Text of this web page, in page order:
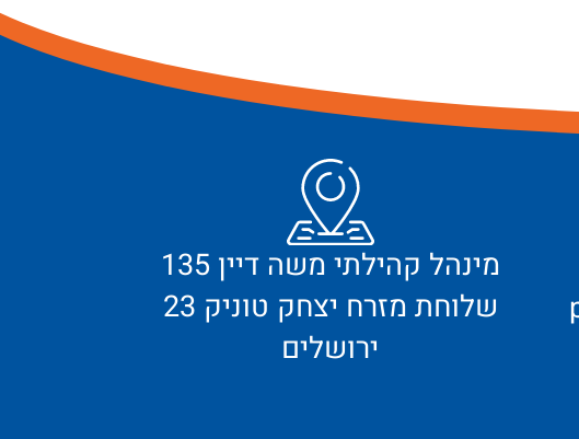
מינהל קהילתי משה דיין 135
שלוחת מזרח יצחק טוניק 23
ירושלים